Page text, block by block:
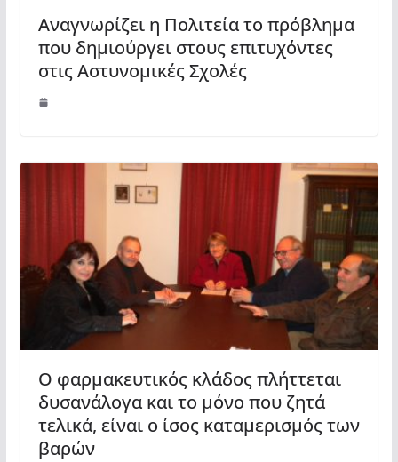
Αναγνωρίζει η Πολιτεία το πρόβλημα
που δημιούργει στους επιτυχόντες
στις Αστυνομικές Σχολές
Ο φαρμακευτικός κλάδος πλήττεται
δυσανάλογα και το μόνο που ζητά
τελικά, είναι ο ίσος καταμερισμός των
βαρών